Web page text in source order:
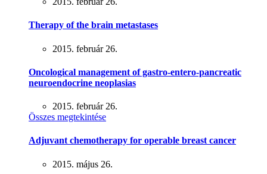
Therapy of the brain metastases
2015. február 26.
Oncological management of gastro-entero-pancreatic
neuroendocrine neoplasias
2015. február 26.
Összes megtekintése
Adjuvant chemotherapy for operable breast cancer
2015. május 26.